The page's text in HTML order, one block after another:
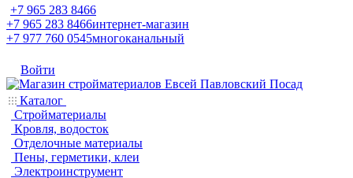
+7 965 283 8466
+7 965 283 8466интернет-магазин
+7 977 760 0545многоканальный
Войти
Каталог
Стройматериалы
Кровля, водосток
Отделочные материалы
Пены, герметики, клеи
Электроинструмент